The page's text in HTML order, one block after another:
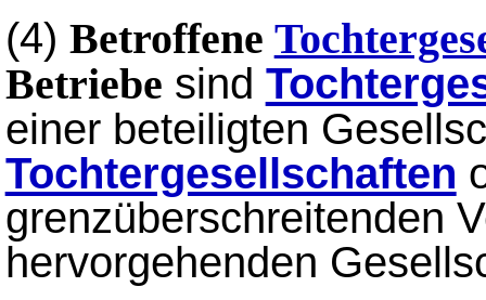
(4) Betroffene
Betriebe sind
einer beteiligten
Tochtergesellschaften
grenzüberschreitenden
hervorgehenden